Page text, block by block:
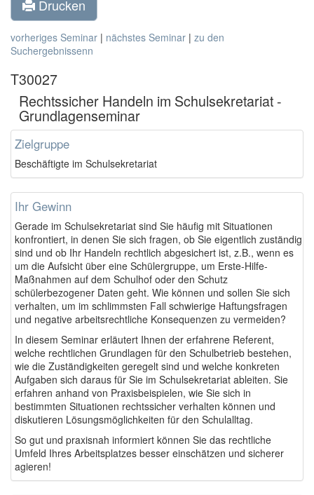
Drucken
vorheriges Seminar | nächstes Seminar | zu den
Suchergebnissenn
T30027
Rechtssicher Handeln im Schulsekretariat -
Grundlagenseminar
Zielgruppe
Beschäftigte im Schulsekretariat
Ihr Gewinn
Gerade im Schulsekretariat sind Sie häufig mit Situationen
konfrontiert, in denen Sie sich fragen, ob Sie eigentlich zuständig
sind und ob Ihr Handeln rechtlich abgesichert ist, z.B., wenn es
um die Aufsicht über eine Schülergruppe, um Erste-Hilfe-
Maßnahmen auf dem Schulhof oder den Schutz
schülerbezogener Daten geht. Wie können und sollen Sie sich
verhalten, um im schlimmsten Fall schwierige Haftungsfragen
und negative arbeitsrechtliche Konsequenzen zu vermeiden?
In diesem Seminar erläutert Ihnen der erfahrene Referent,
welche rechtlichen Grundlagen für den Schulbetrieb bestehen,
wie die Zuständigkeiten geregelt sind und welche konkreten
Aufgaben sich daraus für Sie im Schulsekretariat ableiten. Sie
erfahren anhand von Praxisbeispielen, wie Sie sich in
bestimmten Situationen rechtssicher verhalten können und
diskutieren Lösungsmöglichkeiten für den Schulalltag.
So gut und praxisnah informiert können Sie das rechtliche
Umfeld Ihres Arbeitsplatzes besser einschätzen und sicherer
agieren!